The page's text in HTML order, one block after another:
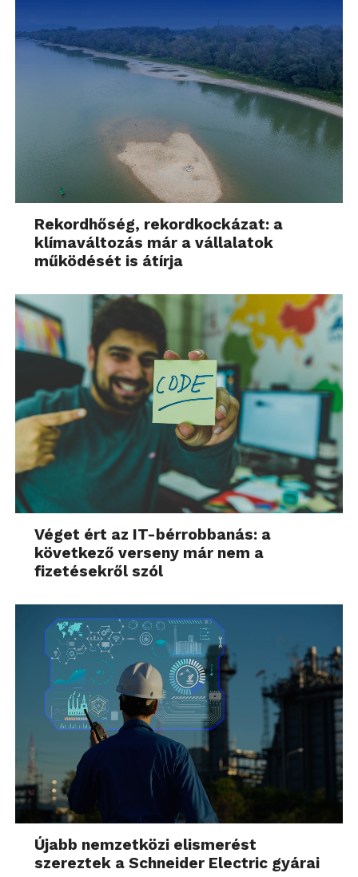
Rekordhőség, rekordkockázat: a
klímaváltozás már a vállalatok
működését is átírja
Véget ért az IT-bérrobbanás: a
következő verseny már nem a
fizetésekről szól
Újabb nemzetközi elismerést
szereztek a Schneider Electric gyárai